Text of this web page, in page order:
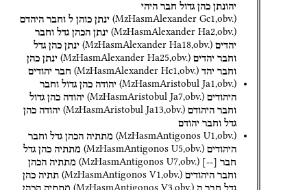
יהונתן כהן גדול חבר היהי
(MzHasmAlexander Gc1,obv.) ינתן כוהן ל וחבר היהדם
(MzHasmAlexander Ha2,obv.) ינתן הכהן גדל וחבר
יהדים
(MzHasmAlexander Ha18,obv.) ינתן כהן גדל
וחבר יהדים (MzHasmAlexander Ha25,obv.) ינתן כהן
וחבר יהד (MzHasmAlexander Hc1,obv.) חבר יהודים
(MzHasmAristobul Ja1,obv.) יהודה כהן גדול וחבר
היהודים
(MzHasmAristobul Ja7,obv.) יהודה כהן גדול
וחבר היהודם (MzHasmAristobul Ja13,obv.) יהודה כהן
גדל וחבר יהודם
(MzHasmAntigonos U1,obv.) מתתיה הכהן גדל וחבר
היהודים
(MzHasmAntigonos U5,obv.) מתתיה כהן גדל
חבר
--
(MzHasmAntigonos U7,obv.) מתתיה הכהן
וחבר היהודים (MzHasmAntigonos V1,obv.) תתיה כהן